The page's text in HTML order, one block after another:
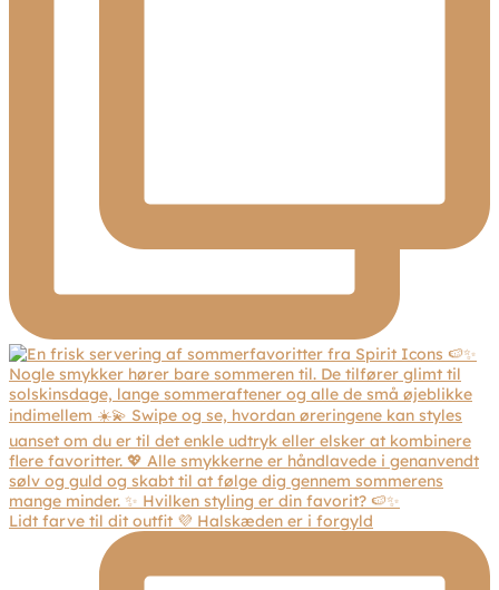
Lidt farve til dit outfit 💜 Halskæden er i forgyld